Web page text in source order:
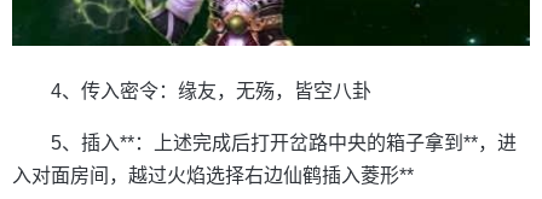
4、传入密令：缘友，无殇，皆空八卦
5、插入**：上述完成后打开岔路中央的箱子拿到**，进
入对面房间，越过火焰选择右边仙鹤插入菱形**